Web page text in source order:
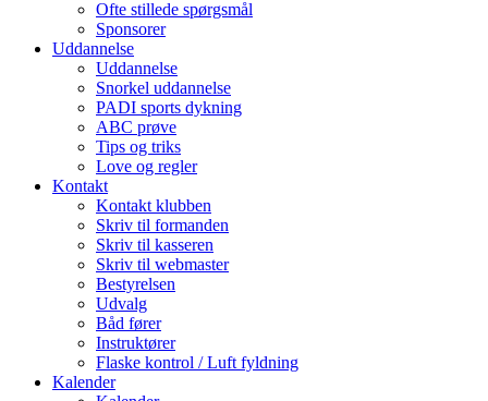
Ofte stillede spørgsmål
Sponsorer
Uddannelse
Uddannelse
Snorkel uddannelse
PADI sports dykning
ABC prøve
Tips og triks
Love og regler
Kontakt
Kontakt klubben
Skriv til formanden
Skriv til kasseren
Skriv til webmaster
Bestyrelsen
Udvalg
Båd fører
Instruktører
Flaske kontrol / Luft fyldning
Kalender